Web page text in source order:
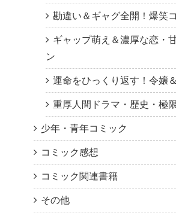
勘違い＆ギャグ全開！爆笑
ギャップ萌え＆濃厚な恋・
ン
運命をひっくり返す！令嬢
重厚人間ドラマ・歴史・極
少年・青年コミック
コミック感想
コミック関連書籍
その他